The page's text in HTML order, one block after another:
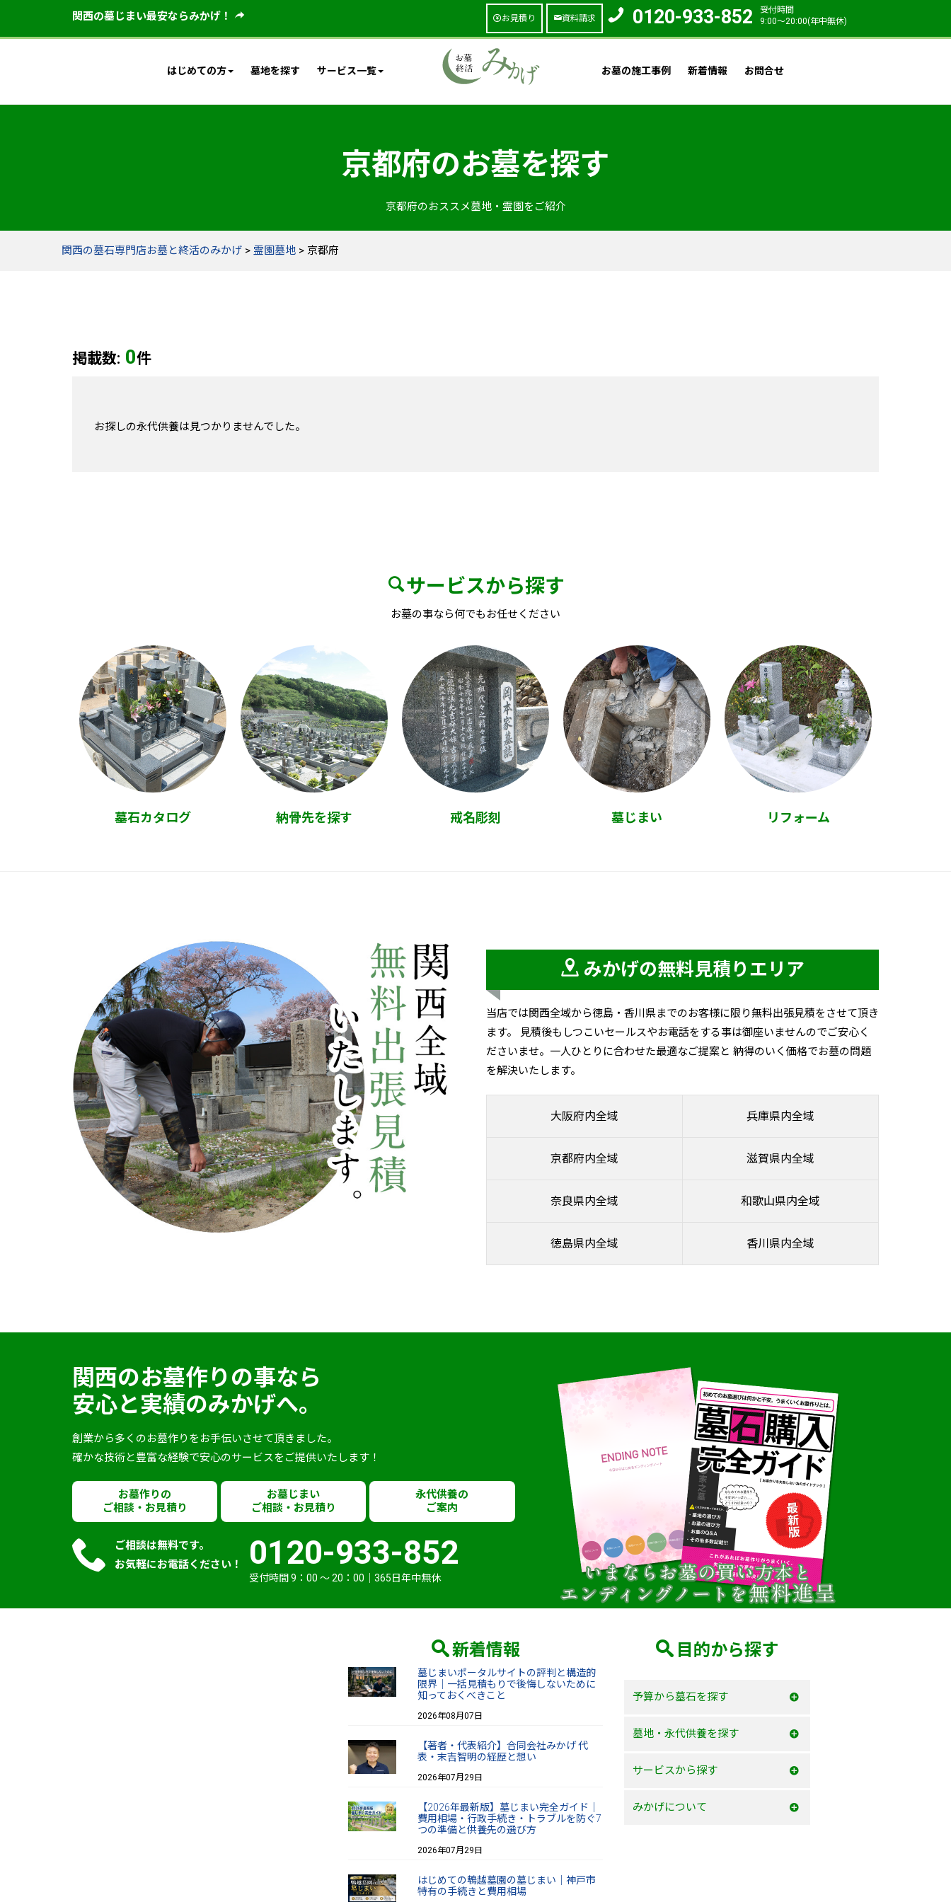
関西の墓じまい最安ならみかげ！ お見積り 資料請求 0120-933-852
受付時間
9:00〜20:00(年中無休)
はじめての方 墓地を探す サービス一覧 お墓の施工事例 新着情報 お問合せ
京都府のお墓を探す
京都府のおススメ墓地・霊園をご紹介
関西の墓石専門店お墓と終活のみかげ > 霊園墓地 > 京都府
掲載数: 0件
お探しの永代供養は見つかりませんでした。
サービスから探す
お墓の事なら何でもお任せください
墓石カタログ 納骨先を探す 戒名彫刻 墓じまい リフォーム
みかげの無料見積りエリア
当店では関西全域から徳島・香川県までのお客様に限り無料出張見積をさせて頂き
ます。 見積後もしつこいセールスやお電話をする事は御座いませんのでご安心く
ださいませ。一人ひとりに合わせた最適なご提案と 納得のいく価格でお墓の問題
を解決いたします。
大阪府内全域 兵庫県内全域
京都府内全域 滋賀県内全域
奈良県内全域 和歌山県内全域
徳島県内全域 香川県内全域
関西のお墓作りの事なら
安心と実績のみかげへ。
創業から多くのお墓作りをお手伝いさせて頂きました。
確かな技術と豊富な経験で安心のサービスをご提供いたします！
お墓作りの
ご相談・お見積り
お墓じまい
ご相談・お見積り
永代供養の
ご案内
ご相談は無料です。
お気軽にお電話ください！
0120-933-852
受付時間 9：00 〜 20：00｜365日年中無休
新着情報
墓じまいポータルサイトの評判と構造的
限界｜一括見積もりで後悔しないために
知っておくべきこと
2026年08月07日
【著者・代表紹介】合同会社みかげ 代
表・末吉智明の経歴と想い
2026年07月29日
【2026年最新版】墓じまい完全ガイド｜
費用相場・行政手続き・トラブルを防ぐ7
つの準備と供養先の選び方
2026年07月29日
はじめての鵯越墓園の墓じまい｜神戸市
特有の手続きと費用相場
目的から探す
予算から墓石を探す
50万以内
100万以内
150万以内
墓地・永代供養を探す
大阪府
兵庫県
サービスから探す
お墓を建てる
みかげについて